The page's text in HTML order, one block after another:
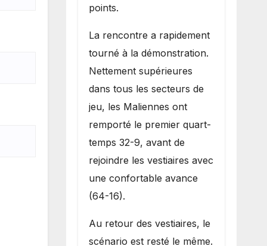
points.
La rencontre a rapidement
tourné à la démonstration.
Nettement supérieures
dans tous les secteurs de
jeu, les Maliennes ont
remporté le premier quart-
temps 32-9, avant de
rejoindre les vestiaires avec
une confortable avance
(64-16).
Au retour des vestiaires, le
scénario est resté le même.